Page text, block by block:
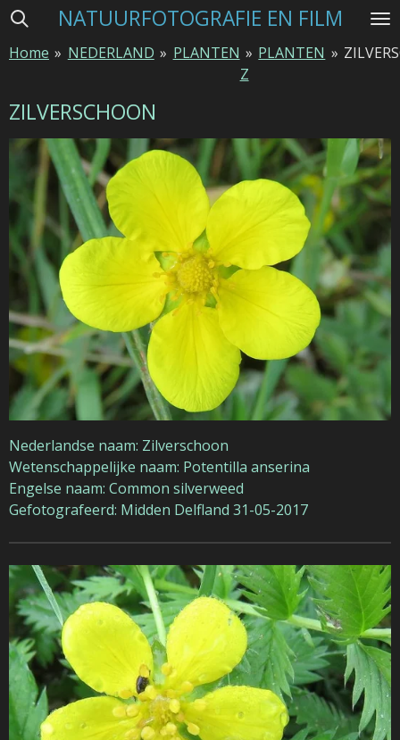
Ga
naar
hoofdinhoud
NATUURFOTOGRAFIE EN FILM
Home » NEDERLAND » PLANTEN » PLANTEN
Z
»
ZILVERSCHOON
Nederlandse naam: Zilverschoon
Wetenschappelijke naam: Potentilla anserina
Engelse naam: Common silverweed
Gefotografeerd: Midden Delfland 31-05-2017